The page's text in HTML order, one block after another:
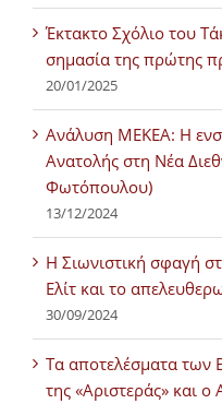
Έκτακτο Σχόλιο του
σημασία της πρώτης
20/01/2025
Ανάλυση ΜΕΚΕΑ: Η
Ανατολής στη Νέα
Φωτόπουλου)
13/12/2024
Η Σιωνιστική σφαγή
Ελίτ και το
30/09/2024
Τα αποτελέσματα των
της «Αριστεράς» και